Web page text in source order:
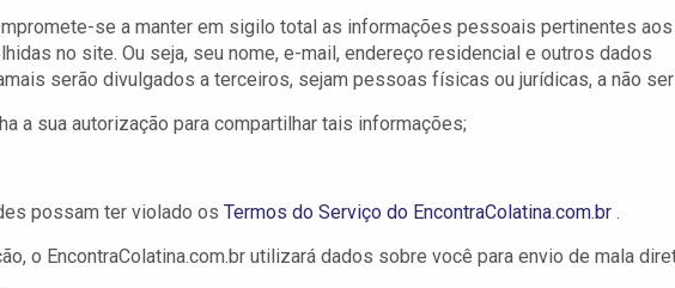
se a manter em sigilo total as informações pessoais pertinentes aos
no site. Ou seja, seu nome, e-mail, endereço residencial e outros dados
serão divulgados a terceiros, sejam pessoas físicas ou jurídicas, a não ser
a sua autorização para compartilhar tais informações;
possam ter violado os Termos do Serviço do EncontraColatina.com.br .
o EncontraColatina.com.br utilizará dados sobre você para envio de mala